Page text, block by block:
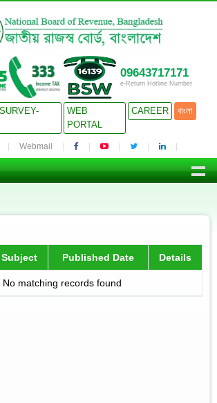
09643717171
e-Return Hotline Number
WEB
PORTAL
CAREER বাংলা
Webmail
Subject Published Date Details
No matching records found